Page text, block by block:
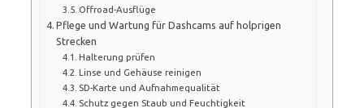
Offroad-Ausflüge
Pflege und Wartung für Dashcams auf holprigen
Strecken
Halterung prüfen
Linse und Gehäuse reinigen
SD-Karte und Aufnahmequalität
Schutz gegen Staub und Feuchtigkeit